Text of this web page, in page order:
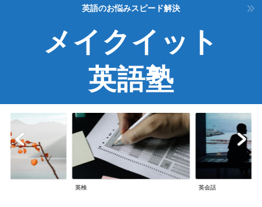
英語のお悩みスピード解決
メイクイット
英語塾
英検 英会話